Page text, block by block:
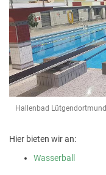
Hallenbad Lütgendortmund
Hier bieten wir an:
Wasserball